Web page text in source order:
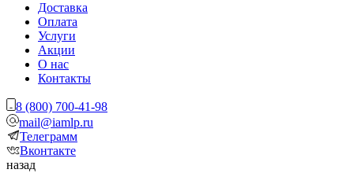
Доставка
Оплата
Услуги
Акции
О нас
Контакты
8 (800) 700-41-98
mail@iamlp.ru
Телеграмм
Вконтакте
назад